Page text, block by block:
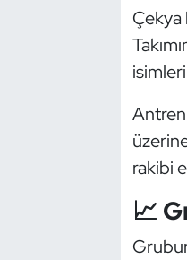
Çekya
rakibi
📈
Motor Sporları